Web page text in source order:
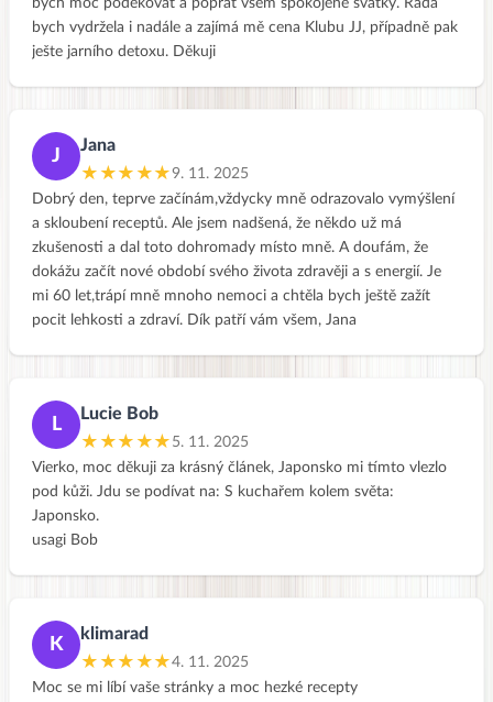
bych moc poděkovat a popřát všem spokojené svátky. Ráda
bych vydržela i nadále a zajímá mě cena Klubu JJ, případně pak
ješte jarního detoxu. Děkuji
J
Jana
★★★★★9. 11. 2025
Dobrý den, teprve začínám,vždycky mně odrazovalo vymýšlení
a skloubení receptů. Ale jsem nadšená, že někdo už má
zkušenosti a dal toto dohromady místo mně. A doufám, že
dokážu začít nové období svého života zdravěji a s energií. Je
mi 60 let,trápí mně mnoho nemoci a chtěla bych ještě zažít
pocit lehkosti a zdraví. Dík patří vám všem, Jana
L
Lucie Bob
★★★★★ 5. 11. 2025
Vierko, moc děkuji za krásný článek, Japonsko mi tímto vlezlo
pod kůži. Jdu se podívat na: S kuchařem kolem světa:
Japonsko.
usagi Bob
K
klimarad
★★★★★4. 11. 2025
Moc se mi líbí vaše stránky a moc hezké recepty